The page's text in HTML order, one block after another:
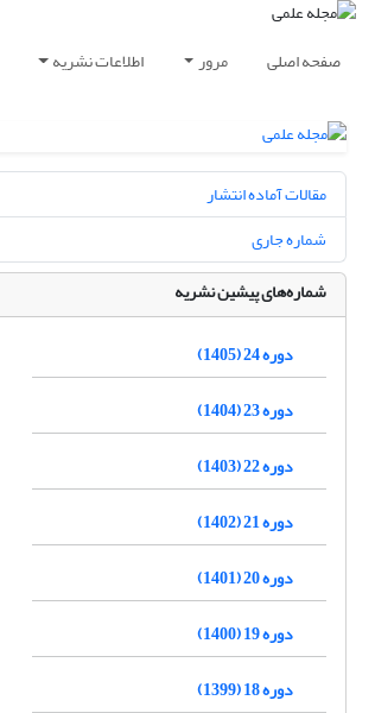
صفحه اصلی مرور اطلاعات نشریه
مقالات آماده انتشار
شماره جاری
شماره‌های پیشین نشریه
دوره 24 (1405)
دوره 23 (1404)
دوره 22 (1403)
دوره 21 (1402)
دوره 20 (1401)
دوره 19 (1400)
دوره 18 (1399)